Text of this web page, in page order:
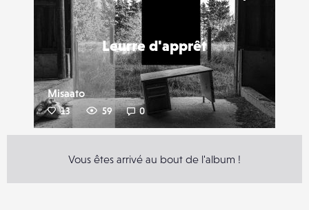
Leurre d'apprêt
Misaato
13 59 0
Vous êtes arrivé au bout de l'album !